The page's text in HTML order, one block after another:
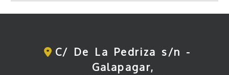
C/ De La Pedriza s/n -
Galapagar,